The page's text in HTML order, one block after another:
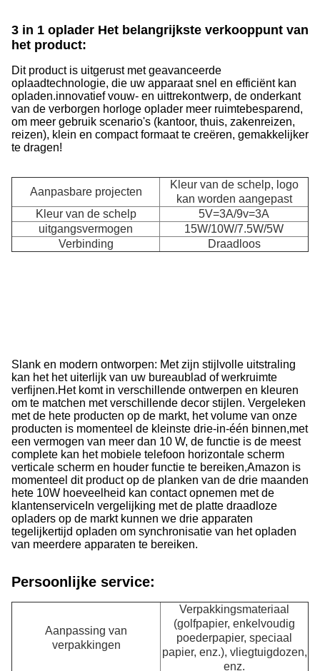
3 in 1 oplader Het belangrijkste verkooppunt van
het product:
Dit product is uitgerust met geavanceerde
oplaadtechnologie, die uw apparaat snel en efficiënt kan
opladen.innovatief vouw- en uittrekontwerp, de onderkant
van de verborgen horloge oplader meer ruimtebesparend,
om meer gebruik scenario's (kantoor, thuis, zakenreizen,
reizen), klein en compact formaat te creëren, gemakkelijker
te dragen!
Aanpasbare projecten
Kleur van de schelp, logo
kan worden aangepast
Kleur van de schelp
5V=3A/9v=3A
uitgangsvermogen
15W/10W/7.5W/5W
Verbinding
Draadloos
Slank en modern ontworpen: Met zijn stijlvolle uitstraling
kan het het uiterlijk van uw bureaublad of werkruimte
verfijnen.Het komt in verschillende ontwerpen en kleuren
om te matchen met verschillende decor stijlen. Vergeleken
met de hete producten op de markt, het volume van onze
producten is momenteel de kleinste drie-in-één binnen,met
een vermogen van meer dan 10 W, de functie is de meest
complete kan het mobiele telefoon horizontale scherm
verticale scherm en houder functie te bereiken,Amazon is
momenteel dit product op de planken van de drie maanden
hete 10W hoeveelheid kan contact opnemen met de
klantenserviceIn vergelijking met de platte draadloze
opladers op de markt kunnen we drie apparaten
tegelijkertijd opladen om synchronisatie van het opladen
van meerdere apparaten te bereiken.
Persoonlijke service:
Aanpassing van
verpakkingen
Verpakkingsmateriaal
(golfpapier, enkelvoudig
poederpapier, speciaal
papier, enz.), vliegtuigdozen,
enz.